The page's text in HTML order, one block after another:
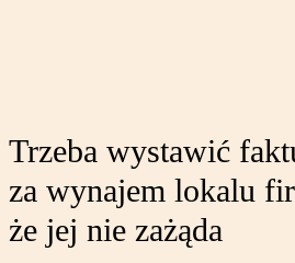
Trzeba wystawić
za wynajem lokalu
że jej nie zażąda